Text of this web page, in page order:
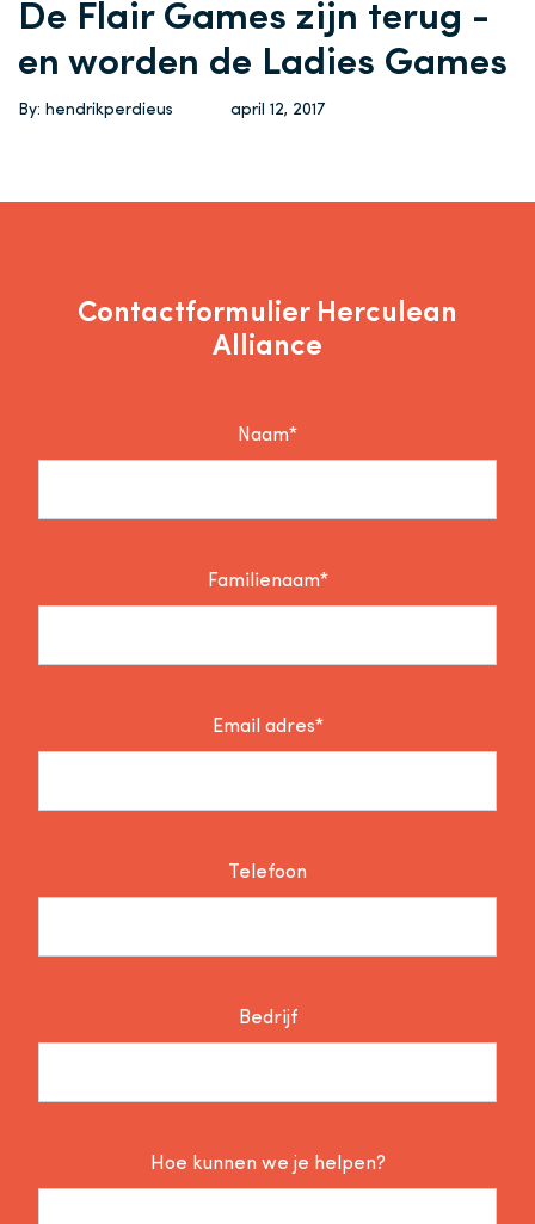
De Flair Games zijn terug -
en worden de Ladies Games
By: hendrikperdieus april 12, 2017
Contactformulier Herculean
Alliance
Naam*
Familienaam*
Email adres*
Telefoon
Bedrijf
Hoe kunnen we je helpen?